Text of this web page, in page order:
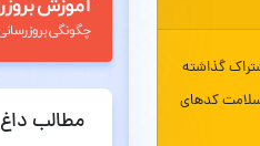
گذاشته
سلامت کدهای
مطالب داغ